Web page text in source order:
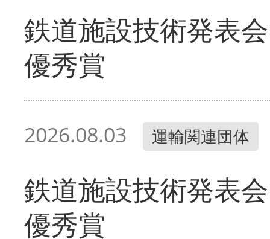
鉄道施設技術発表
優秀賞
2026.08.03 運輸関連団体
鉄道施設技術発表
優秀賞